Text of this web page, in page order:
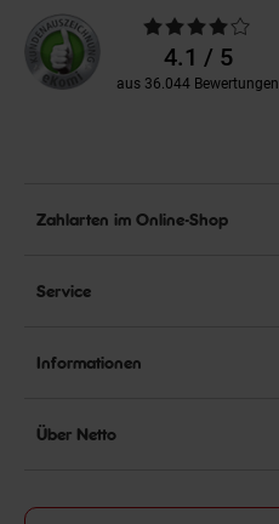
Durchschnittliche
Bewertungen4.1 / 5
aus 36.044 Bewertungen
Zahlarten im Online-Shop
Service
Informationen
Über Netto